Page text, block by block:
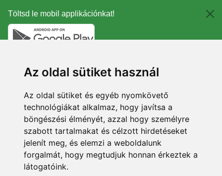
Töltsd le mobil applikációnkat!
Az oldal sütiket használ
Az oldal sütiket és egyéb nyomkövető
technológiákat alkalmaz, hogy javítsa a
böngészési élményét, azzal hogy személyre
szabott tartalmakat és célzott hirdetéseket
jelenít meg, és elemzi a weboldalunk
forgalmát, hogy megtudjuk honnan érkeztek a
látogatóink.